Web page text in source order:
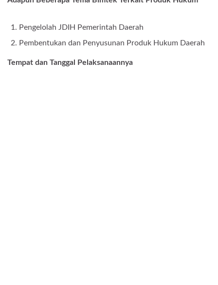
Pengelolah JDIH Pemerintah Daerah
Pembentukan dan Penyusunan Produk Hukum Daerah
Tempat dan Tanggal Pelaksanaannya